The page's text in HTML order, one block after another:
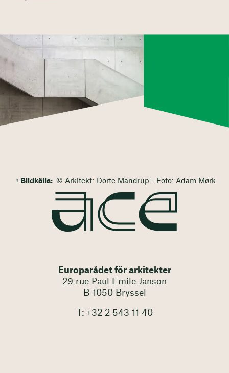
Bildkälla: © Arkitekt: Dorte Mandrup - Foto: Adam Mørk
Europarådet för arkitekter
29 rue Paul Emile Janson
B-1050 Bryssel
T: +32 2 543 11 40